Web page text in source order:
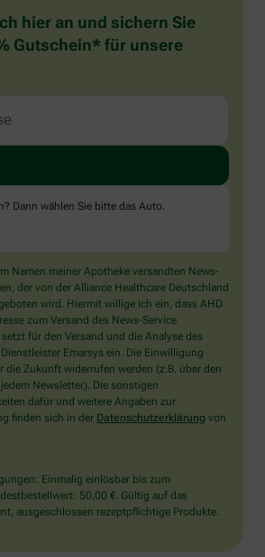
hier an und sichern Sie
Gutschein* für unsere
Dann wählen Sie bitte das Auto.
Namen meiner Apotheke versandten News-
der von der Alliance Healthcare Deutschland
wird. Hiermit willige ich ein, dass AHD
zum Versand des News-Service
für den Versand und die Analyse des
Emarsys ein. Die Einwilligung
die Zukunft widerrufen werden (z.B. über den
Newsletter). Die sonstigen
dafür und weitere Angaben zur
finden sich in der Datenschutzerklärung von
Einmalig einlösbar bis zum
50,00 €. Gültig auf das
ausgeschlossen rezeptpflichtige Produkte.